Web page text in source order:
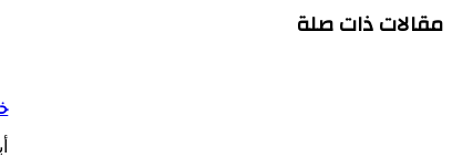
مقالات ذات صلة